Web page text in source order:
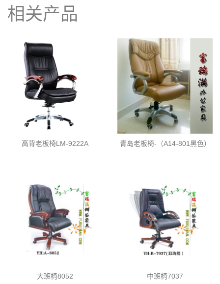
相关产品
高背老板椅LM-9222A 青岛老板椅-（A14-801黑色）
大班椅8052 中班椅7037